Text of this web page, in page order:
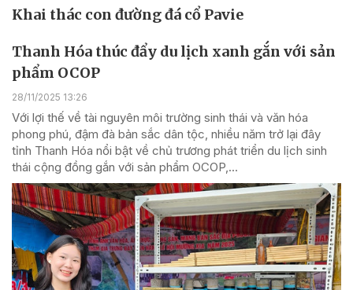
Khai thác con đường đá cổ Pavie
Thanh Hóa thúc đẩy du lịch xanh gắn với sản
phẩm OCOP
28/11/2025 13:26
Với lợi thế về tài nguyên môi trường sinh thái và văn hóa
phong phú, đậm đà bản sắc dân tộc, nhiều năm trở lại đây
tỉnh Thanh Hóa nổi bật về chủ trương phát triển du lịch sinh
thái cộng đồng gắn với sản phẩm OCOP,...